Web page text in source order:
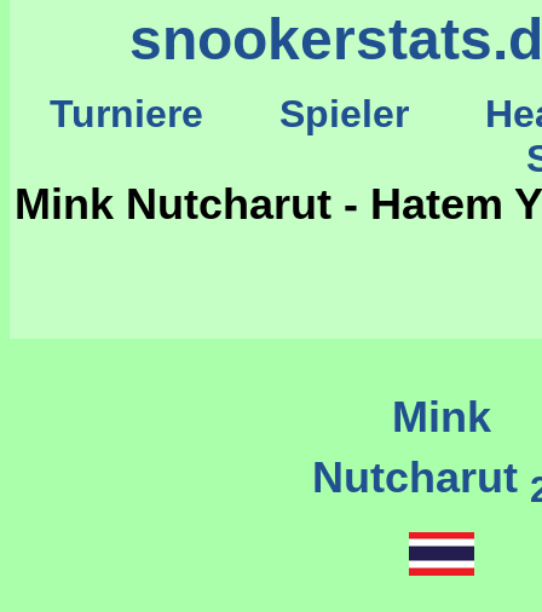
Turniere Spieler
Mink Nutcharut - Hatem
Mink
Nutcharut